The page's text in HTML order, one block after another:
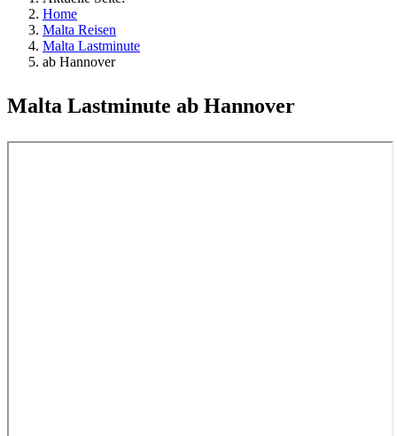
Home
Malta Reisen
Malta Lastminute
ab Hannover
Malta Lastminute ab Hannover